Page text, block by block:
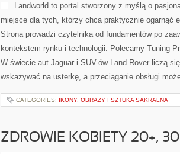
Landworld to portal stworzony z myślą o
miejsce dla tych, którzy chcą praktycznie ogarnąć
Strona prowadzi czytelnika od fundamentów po
kontekstem rynku i technologii. Polecamy Tuning
W świecie aut Jaguar i SUV-ów Land Rover liczą
wskazywać na usterkę, a przeciąganie obsługi
CATEGORIES: IKONY, OBRAZY I SZTUKA SAKRALNA
ZDROWIE KOBIETY 20+,